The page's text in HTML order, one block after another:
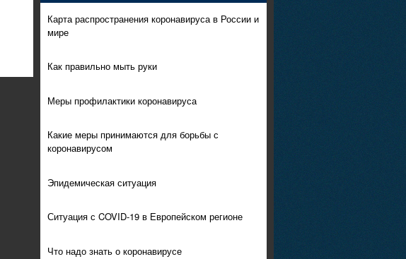
Карта распространения коронавируса в России и
мире
Как правильно мыть руки
Меры профилактики коронавируса
Какие меры принимаются для борьбы с
коронавирусом
Эпидемическая ситуация
Ситуация с COVID-19 в Европейском регионе
Что надо знать о коронавирусе